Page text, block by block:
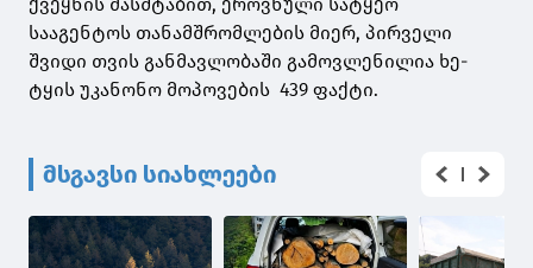
ქვეყნის მასშტაბით, ეროვნული სატყეო
სააგენტოს თანამშრომლების მიერ, პირველი
შვიდი თვის განმავლობაში გამოვლენილია ხე-
ტყის უკანონო მოპოვების 439 ფაქტი.
მსგავსი სიახლეები